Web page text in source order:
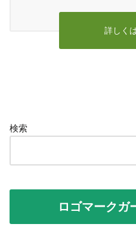
詳しく
検索
ロゴマークガ